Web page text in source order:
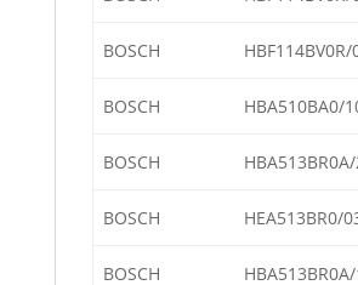
BOSCH HBF114BV0R/
BOSCH HBA510BA0/
BOSCH HBA513BR0A/
BOSCH HEA513BR0/
BOSCH